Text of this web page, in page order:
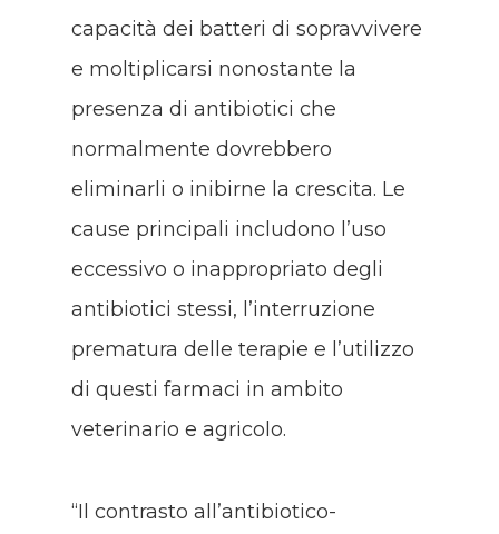
capacità dei batteri di sopravvivere
e moltiplicarsi nonostante la
presenza di antibiotici che
normalmente dovrebbero
eliminarli o inibirne la crescita. Le
cause principali includono l’uso
eccessivo o inappropriato degli
antibiotici stessi, l’interruzione
prematura delle terapie e l’utilizzo
di questi farmaci in ambito
veterinario e agricolo.
“Il contrasto all’antibiotico-